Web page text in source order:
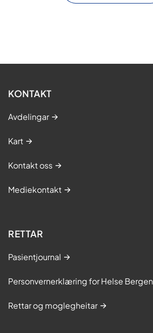
KONTAKT
Avdelingar
Kart
Kontakt oss
Mediekontakt
RETTAR
Pasientjournal
Personvernerklæring for Helse Bergen
Rettar og moglegheitar